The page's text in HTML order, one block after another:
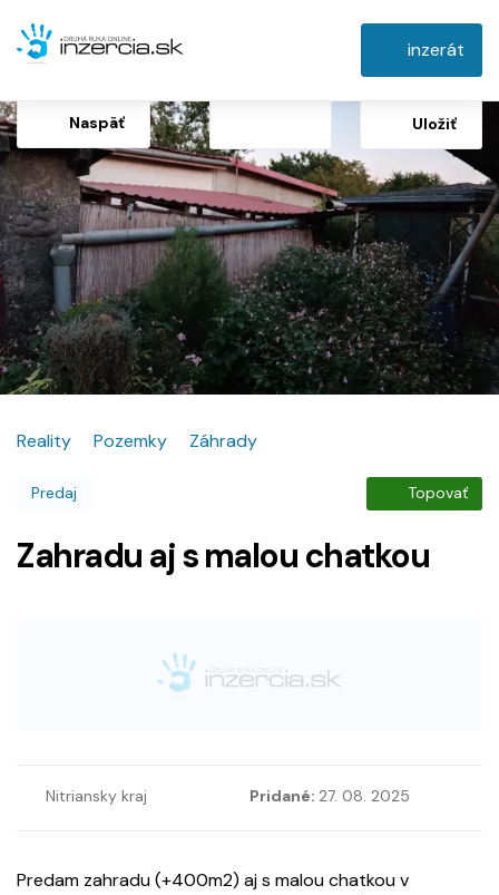
inzerát
Naspäť Uložiť
Reality Pozemky Záhrady
Predaj Topovať
Zahradu aj s malou chatkou
Nitriansky kraj Pridané: 27. 08. 2025
Predam zahradu (+400m2) aj s malou chatkou v